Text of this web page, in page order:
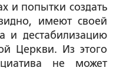
и попытки создать
имеют своей
и дестабилизацию
Церкви. Из этого
не может